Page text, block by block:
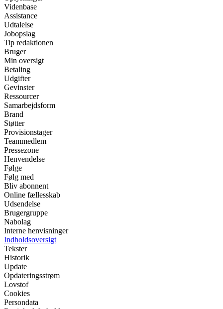
Videnbase
Assistance
Udtalelse
Jobopslag
Tip redaktionen
Bruger
Min oversigt
Betaling
Udgifter
Gevinster
Ressourcer
Samarbejdsform
Brand
Støtter
Provisionstager
Teammedlem
Pressezone
Henvendelse
Følge
Følg med
Bliv abonnent
Online fællesskab
Udsendelse
Brugergruppe
Nabolag
Interne henvisninger
Indholdsoversigt
Tekster
Historik
Update
Opdateringsstrøm
Lovstof
Cookies
Persondata